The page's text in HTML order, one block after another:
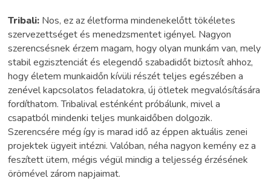
Tribali: Nos, ez az életforma mindenekelőtt tökéletes
szervezettséget és menedzsmentet igényel. Nagyon
szerencsésnek érzem magam, hogy olyan munkám van, mely
stabil egzisztenciát és elegendő szabadidőt biztosít ahhoz,
hogy életem munkaidőn kívüli részét teljes egészében a
zenével kapcsolatos feladatokra, új ötletek megvalósítására
fordíthatom. Tribalival esténként próbálunk, mivel a
csapatból mindenki teljes munkaidőben dolgozik.
Szerencsére még így is marad idő az éppen aktuális zenei
projektek ügyeit intézni. Valóban, néha nagyon kemény ez a
feszített ütem, mégis végül mindig a teljesség érzésének
örömével zárom napjaimat.